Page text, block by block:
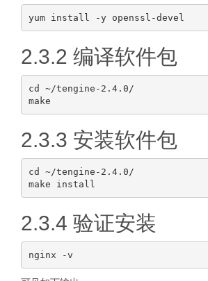
2.3.2 编译软件包
cd ~/tengine-2.4.0/
2.3.3 安装软件包
cd ~/tengine-2.4.0/
2.3.4 验证安装